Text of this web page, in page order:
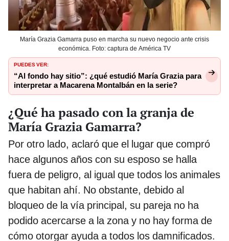
María Grazia Gamarra puso en marcha su nuevo negocio ante crisis
económica. Foto: captura de América TV
PUEDES VER:
“Al fondo hay sitio”: ¿qué estudió María Grazia para
interpretar a Macarena Montalbán en la serie?
¿Qué ha pasado con la granja de
María Grazia Gamarra?
Por otro lado, aclaró que el lugar que compró
hace algunos años con su esposo se halla
fuera de peligro, al igual que todos los animales
que habitan ahí. No obstante, debido al
bloqueo de la vía principal, su pareja no ha
podido acercarse a la zona y no hay forma de
cómo otorgar ayuda a todos los damnificados.